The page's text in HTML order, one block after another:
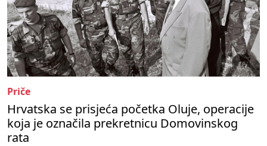
Priče
Hrvatska se prisjeća početka Oluje, operacije
koja je označila prekretnicu Domovinskog
rata